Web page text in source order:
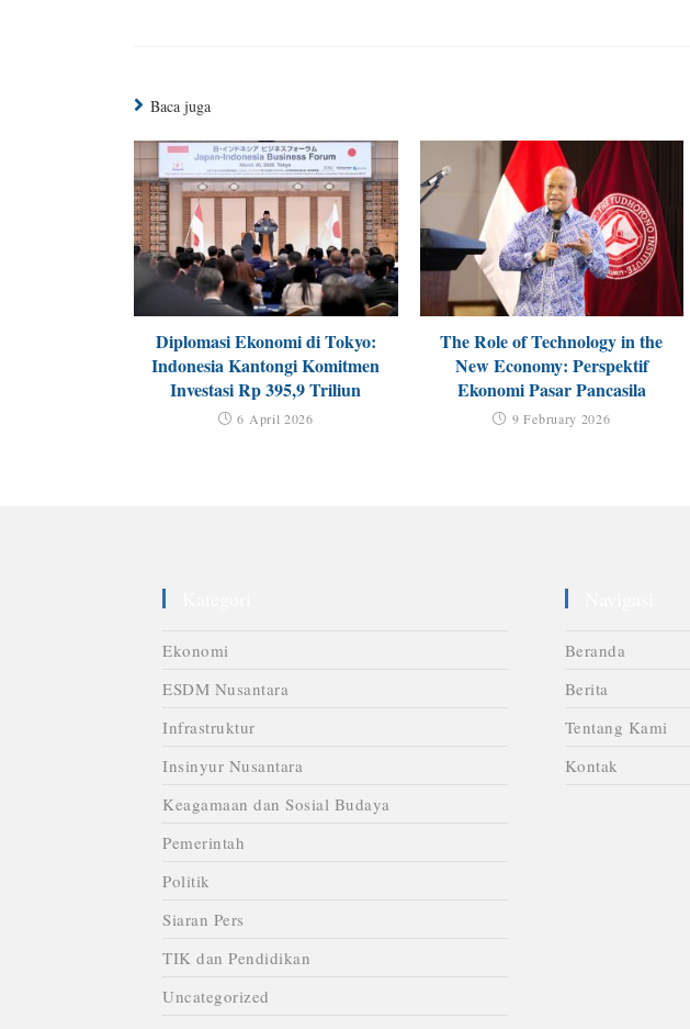
Baca juga
Diplomasi Ekonomi di Tokyo:
Indonesia Kantongi Komitmen
Investasi Rp 395,9 Triliun
6 April 2026
The Role of Technology in the
New Economy: Perspektif
Ekonomi Pasar Pancasila
9 February 2026
Ekonomi
ESDM Nusantara
Infrastruktur
Insinyur Nusantara
Keagamaan dan Sosial Budaya
Pemerintah
Politik
Siaran Pers
TIK dan Pendidikan
Uncategorized
Beranda
Berita
Tentang Kami
Kontak